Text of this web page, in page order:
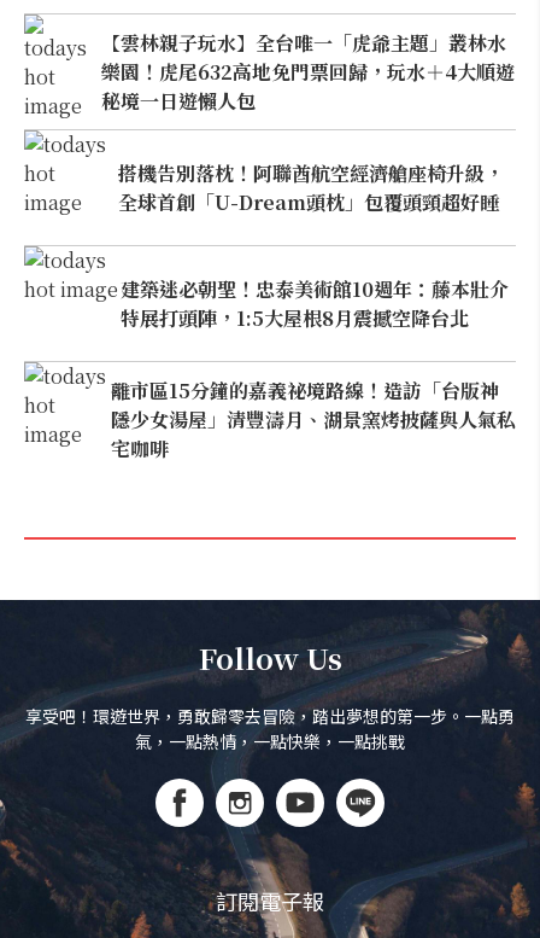
【雲林親子玩水】全台唯一「虎爺主題」叢林水
樂園！虎尾632高地免門票回歸，玩水＋4大順遊
秘境一日遊懶人包
搭機告別落枕！阿聯酋航空經濟艙座椅升級，
全球首創「U-Dream頭枕」包覆頭頸超好睡
建築迷必朝聖！忠泰美術館10週年：藤本壯介
特展打頭陣，1:5大屋根8月震撼空降台北
離市區15分鐘的嘉義祕境路線！造訪「台版神
隱少女湯屋」清豐濤月、湖景窯烤披薩與人氣私
宅咖啡
Follow Us
享受吧！環遊世界，勇敢歸零去冒險，踏出夢想的第一步。一點勇
氣，一點熱情，一點快樂，一點挑戰
訂閱電子報